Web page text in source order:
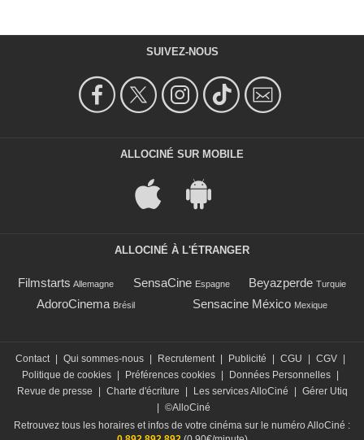
SUIVEZ-NOUS
ALLOCINÉ SUR MOBILE
ALLOCINÉ À L'ÉTRANGER
Filmstarts Allemagne SensaCine Espagne Beyazperde Turquie
AdoroCinema Brésil Sensacine México Mexique
Contact Qui sommes-nous Recrutement Publicité CGU CGV
Politique de cookies
Préférences cookies Données Personnelles
Revue de presse
Charte d'écriture Les services AlloCiné
Gérer Utiq
©AlloCiné
Retrouvez tous les horaires et infos de votre cinéma sur le numéro AlloCiné :